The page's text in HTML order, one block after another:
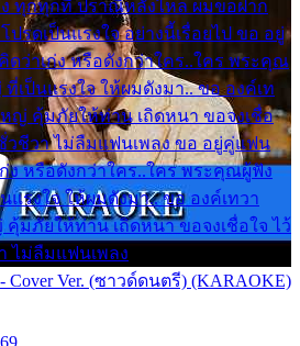
ทุกทุกที่ ปราณีหลั่งไหล ผมขอฝาก
ปรดเป็นแรงใจ อย่างนี้เรื่อยไป ขอ อยู่
ดว่าเก่ง หรือดังกว่าใคร..ใคร พระคุณ
เป็นแรงใจ ให้ผมดังมา.. ขอ องค์เท
ญ่ คุ้มภัยให้ท่าน เถิดหนา ขอจงเชื่อ
วชีวา ไม่ลืมแฟนเพลง ขอ อยู่คู่แฟน
ก่ง หรือดังกว่าใคร..ใคร พระคุณผู้ฟัง
แรงใจ ให้ผมดังมา.. ขอ องค์เทวา
มภัยให้ท่าน เถิดหนา ขอจงเชื่อใจ ไว้
ไม่ลืมแฟนเพลง
Ver. (ซาวด์ดนตรี) (KARAOKE)